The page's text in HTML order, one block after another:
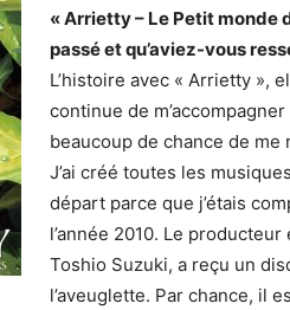
« Arrietty – Le Petit monde
passé et qu’aviez-vous
L’histoire avec « Arrietty »,
continue de
beaucoup de chance de
J’ai créé toutes les
départ parce que j’étais
l’année 2010. Le
Toshio Suzuki, a reçu un
l’aveuglette. Par chance, il